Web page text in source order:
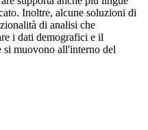
Inoltre, alcune soluzioni di
di analisi che
i dati demografici e il
si muovono all'interno del